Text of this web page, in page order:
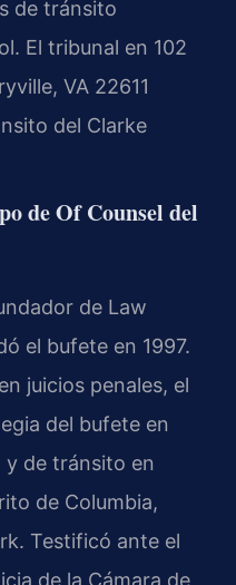
de tránsito
El tribunal en 102
VA 22611
del Clarke
de Of Counsel del
de Law
el bufete en 1997.
juicios penales, el
del bufete en
y de tránsito en
de Columbia,
Testificó ante el
de la Cámara de